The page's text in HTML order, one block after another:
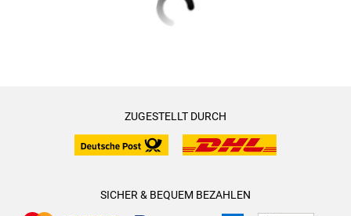
ZUGESTELLT DURCH
SICHER & BEQUEM BEZAHLEN